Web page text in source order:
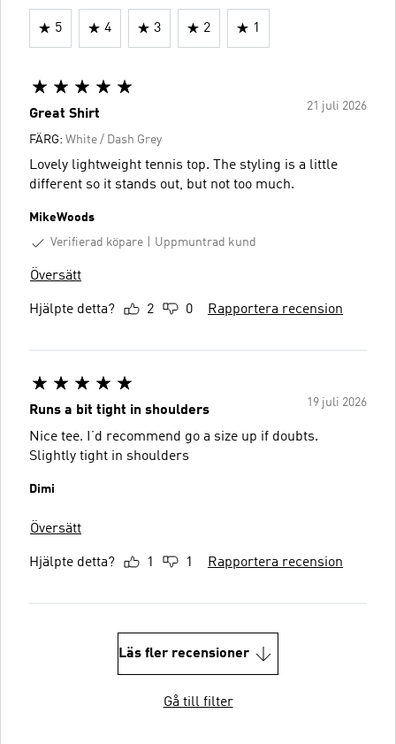
5 4 3 2 1
21 juli 2026
Great Shirt
FÄRG: White / Dash Grey
Lovely lightweight tennis top. The styling is a little
different so it stands out, but not too much.
MikeWoods
Verifierad köpare
Uppmuntrad kund
Översätt
Hjälpte detta? 2 0 Rapportera recension
19 juli 2026
Runs a bit tight in shoulders
Nice tee. I’d recommend go a size up if doubts.
Slightly tight in shoulders
Dimi
Översätt
Hjälpte detta? 1 1 Rapportera recension
Läs fler recensioner
Gå till filter